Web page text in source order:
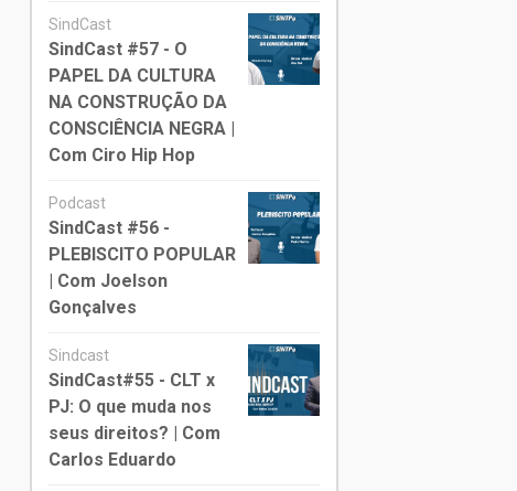
SindCast
SindCast #57 - O
PAPEL DA CULTURA
NA CONSTRUÇÃO DA
CONSCIÊNCIA NEGRA |
Com Ciro Hip Hop
Podcast
SindCast #56 -
PLEBISCITO POPULAR
| Com Joelson
Gonçalves
Sindcast
SindCast#55 - CLT x
PJ: O que muda nos
seus direitos? | Com
Carlos Eduardo